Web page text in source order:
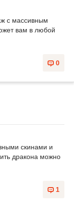
с массивным
вам в любой
0
скинами и
дракона можно
1